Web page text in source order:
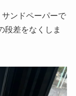
ンドペーパーで
段差をなくしま